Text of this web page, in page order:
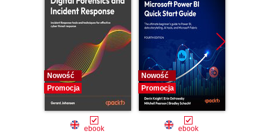
Nowość
Promocja
ebook
Nowość
Promocja
ebook